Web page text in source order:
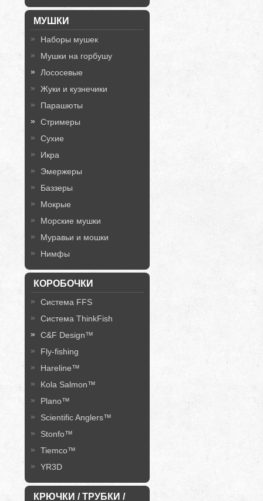
МУШКИ
Наборы мушек
Мушки на горбушу
Лососевые
Жуки и кузнечики
Парашюты
Стримеры
Сухие
Икра
Эмержеры
Баззеры
Мокрые
Морские мушки
Муравьи и мошки
Нимфы
КОРОБОЧКИ
Система FFS
Система ThinkFish
C&F Design™
Fly-fishing
Hareline™
Kola Salmon™
Plano™
Scientific Anglers™
Stonfo™
Tiemco™
YR3D
КРЮЧКИ / ТРУБКИ /